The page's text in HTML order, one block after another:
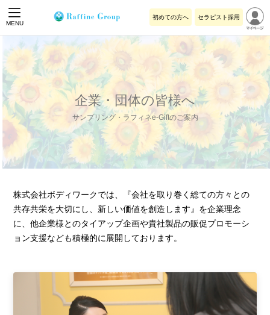
MENU
初めての方へ セラピスト採用
企業・団体の皆様へ
サンプリング・ラフィネe-Giftのご案内
株式会社ボディワークでは、『会社を取り巻く総ての方々との
共存共栄を大切にし、新しい価値を創造します』を企業理念
に、他企業様とのタイアップ企画や貴社製品の販促プロモーシ
ョン支援なども積極的に展開しております。